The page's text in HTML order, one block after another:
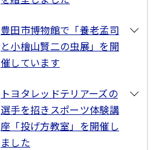
豊田市博物館で「養老孟司
と小檜山賢二の虫展」を開
催しています
トヨタレッドテリアーズの
選手を招きスポーツ体験講
座「投げ方教室」を開催し
ました